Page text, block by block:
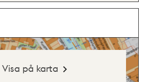
Visa på karta